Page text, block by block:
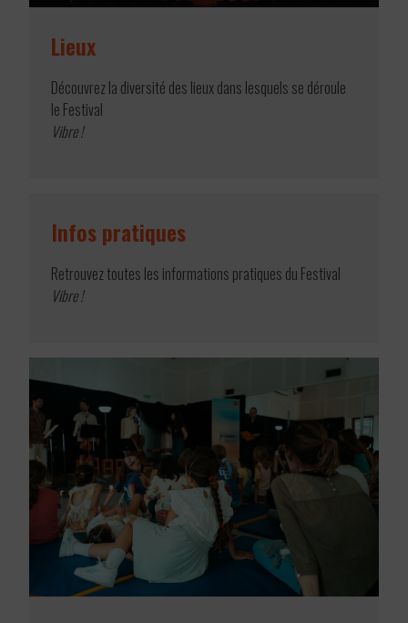
Lieux
Découvrez la diversité des lieux dans lesquels se déroule
le Festival
Vibre !
Infos pratiques
Retrouvez toutes les informations pratiques du Festival
Vibre !